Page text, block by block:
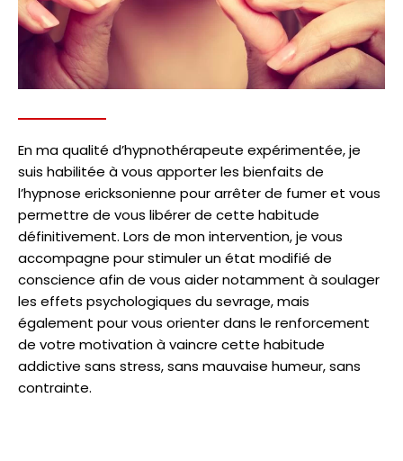
En ma qualité d’hypnothérapeute expérimentée, je
suis habilitée à vous apporter les bienfaits de
l’hypnose ericksonienne pour arrêter de fumer et vous
permettre de vous libérer de cette habitude
définitivement. Lors de mon intervention, je vous
accompagne pour stimuler un état modifié de
conscience afin de vous aider notamment à soulager
les effets psychologiques du sevrage, mais
également pour vous orienter dans le renforcement
de votre motivation à vaincre cette habitude
addictive sans stress, sans mauvaise humeur, sans
contrainte.